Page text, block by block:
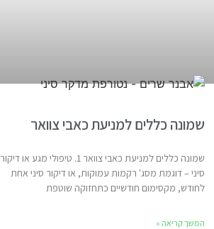
שמונה כללים למניעת כאבי צוואר
שמונה כללים למניעת כאבי צוואר 1. טיפולי מגע או דיקור
סיני – דוגמת מסג' רקמות עמוקות, או דיקור סיני אחת
לחודש, מקסימום חודשיים כתחזוקה שוטפת
המשך קריאה »